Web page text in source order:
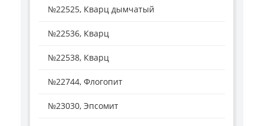
№22525, Кварц дымчатый
№22536, Кварц
№22538, Кварц
№22744, Флогопит
№23030, Эпсомит